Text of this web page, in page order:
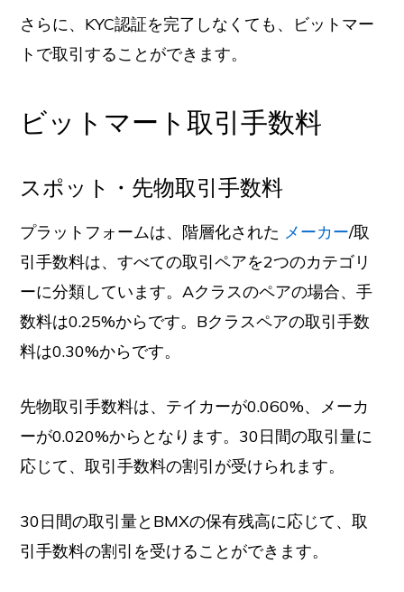
さらに、KYC認証を完了しなくても、ビットマー
トで取引することができます。
ビットマート取引手数料
スポット・先物取引手数料
プラットフォームは、階層化された メーカー/取
引手数料は、すべての取引ペアを2つのカテゴリ
ーに分類しています。Aクラスのペアの場合、手
数料は0.25%からです。Bクラスペアの取引手数
料は0.30%からです。
先物取引手数料は、テイカーが0.060%、メーカ
ーが0.020%からとなります。30日間の取引量に
応じて、取引手数料の割引が受けられます。
30日間の取引量とBMXの保有残高に応じて、取
引手数料の割引を受けることができます。